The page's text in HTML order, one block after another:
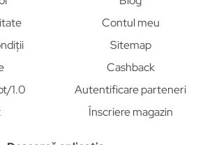
1.0
Contul meu
Sitemap
Cashback
Autentificare parteneri
Înscriere magazin